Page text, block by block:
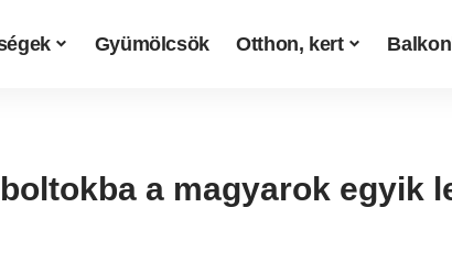
Gyümölcsök Otthon, kert
a magyarok egyik